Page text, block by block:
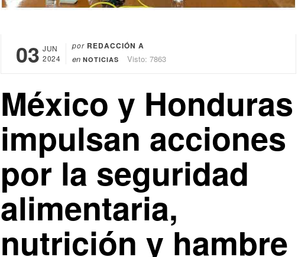
03 JUN
2024
por REDACCIÓN A
en NOTICIAS Visto: 7863
México y Honduras
impulsan acciones
por la seguridad
alimentaria,
nutrición y hambre